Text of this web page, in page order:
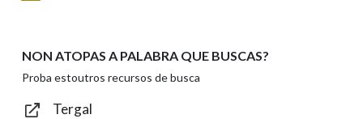
Enviar
NON ATOPAS A PALABRA QUE BUSCAS?
Proba estoutros recursos de busca
Tergal